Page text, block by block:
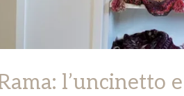
l’uncinetto